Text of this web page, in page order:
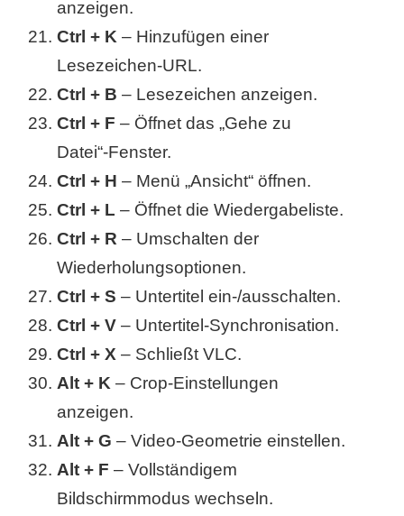
anzeigen.
Ctrl + K – Hinzufügen einer
Lesezeichen-URL.
Ctrl + B – Lesezeichen anzeigen.
Ctrl + F – Öffnet das „Gehe zu
Datei“-Fenster.
Ctrl + H – Menü „Ansicht“ öffnen.
Ctrl + L – Öffnet die Wiedergabeliste.
Ctrl + R – Umschalten der
Wiederholungsoptionen.
Ctrl + S – Untertitel ein-/ausschalten.
Ctrl + V – Untertitel-Synchronisation.
Ctrl + X – Schließt VLC.
Alt + K – Crop-Einstellungen
anzeigen.
Alt + G – Video-Geometrie einstellen.
Alt + F – Vollständigem
Bildschirmmodus wechseln.